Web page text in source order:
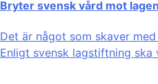
Bryter svensk vård mot
Det är något som skaver
Enligt svensk lagstiftning ska